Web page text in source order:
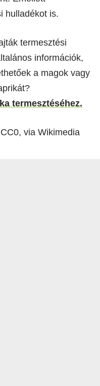
hulladékot is.
termesztési
információk,
a magok vagy
termesztéséhez.
via Wikimedia